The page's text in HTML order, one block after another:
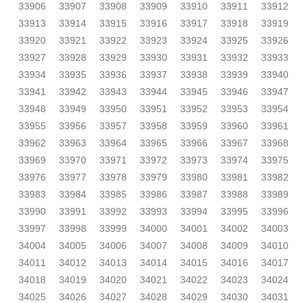
33906
33907 33908 33909 33910 33911
33912
33913
33914 33915 33916 33917 33918
33919
33920
33921 33922 33923 33924 33925
33926
33927
33928 33929 33930 33931 33932
33933
33934
33935 33936 33937 33938 33939
33940
33941
33942 33943 33944 33945 33946
33947
33948
33949 33950 33951 33952 33953
33954
33955
33956 33957 33958 33959 33960
33961
33962
33963 33964 33965 33966 33967
33968
33969
33970 33971 33972 33973 33974
33975
33976
33977 33978 33979 33980 33981
33982
33983
33984 33985 33986 33987 33988
33989
33990
33991 33992 33993 33994 33995
33996
33997
33998 33999 34000 34001 34002
34003
34004
34005 34006 34007 34008 34009
34010
34011
34012 34013 34014 34015 34016
34017
34018
34019 34020 34021 34022 34023
34024
34025
34026 34027 34028 34029 34030
34031